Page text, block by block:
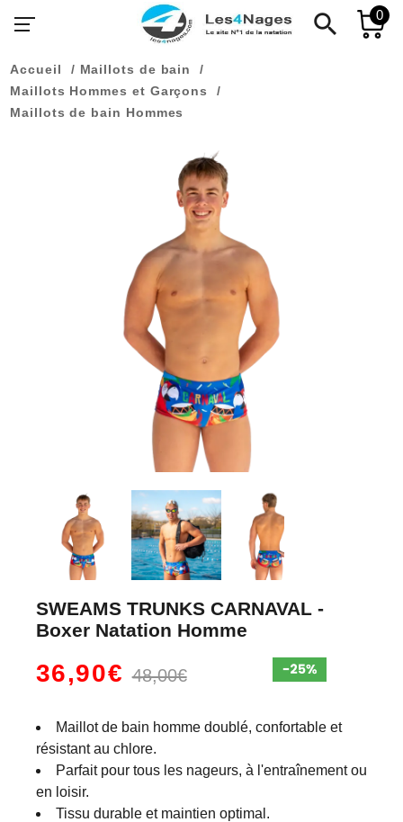
search 0
Accueil
Maillots de bain
Maillots Hommes et Garçons
Maillots de bain Hommes
SWEAMS TRUNKS CARNAVAL -
Boxer Natation Homme
36,90€48,00€
Maillot de bain homme doublé, confortable et
résistant au chlore.
Parfait pour tous les nageurs, à l'entraînement ou
en loisir.
Tissu durable et maintien optimal.